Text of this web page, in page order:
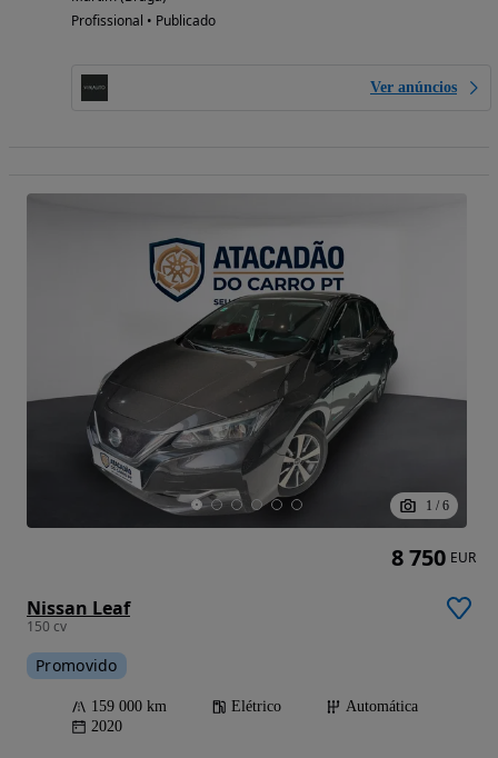
Profissional • Publicado
Ver anúncios
1 / 6
Nissan Leaf
150 cv
Promovido
159 000 km Elétrico
Automática
2020
8 750 EUR